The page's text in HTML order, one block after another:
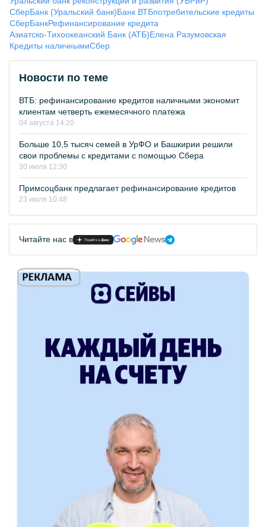
СберБанк (Уральский банк)Банк ВТБпотребительские кредиты
СберБанкРефинансирование кредита
Азиатско-Тихоокеанский Банк (АТБ)Елена Разумовская
Кредиты наличнымиСбер
Новости по теме
ВТБ: рефинансирование кредитов наличными экономит
клиентам четверть ежемесячного платежа
04 августа 14:20
Больше 10,5 тысяч семей в УрФО и Башкирии решили
свои проблемы с кредитами с помощью Сбера
30 июля 12:30
Примсоцбанк предлагает рефинансирование кредитов
23 июля 10:48
Читайте нас в